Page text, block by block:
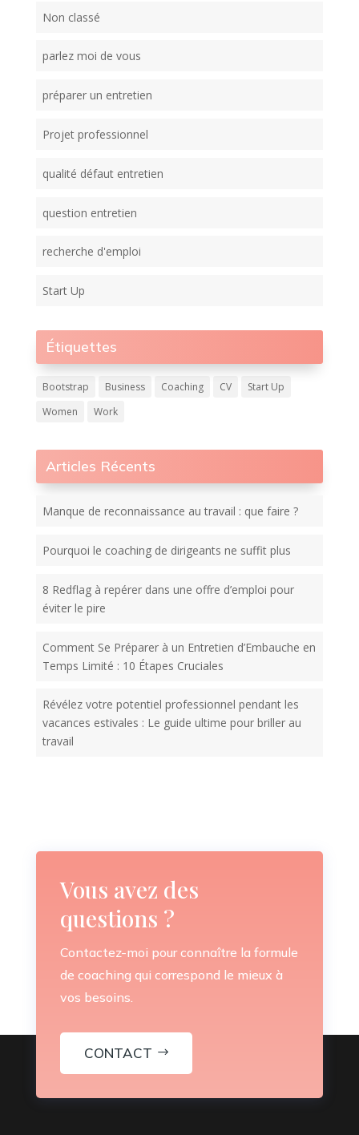
Non classé
parlez moi de vous
préparer un entretien
Projet professionnel
qualité défaut entretien
question entretien
recherche d'emploi
Start Up
Étiquettes
Bootstrap Business Coaching CV
Start Up
Women
Work
Articles Récents
Manque de reconnaissance au travail : que faire ?
Pourquoi le coaching de dirigeants ne suffit plus
8 Redflag à repérer dans une offre d’emploi pour
éviter le pire
Comment Se Préparer à un Entretien d’Embauche en
Temps Limité : 10 Étapes Cruciales
Révélez votre potentiel professionnel pendant les
vacances estivales : Le guide ultime pour briller au
travail
Vous avez des
questions ?
Contactez-moi pour connaître la formule
de coaching qui correspond le mieux à
vos besoins.
CONTACT